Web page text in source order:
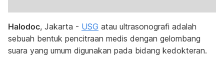
Halodoc, Jakarta - USG atau ultrasonografi adalah
sebuah bentuk pencitraan medis dengan gelombang
suara yang umum digunakan pada bidang kedokteran.